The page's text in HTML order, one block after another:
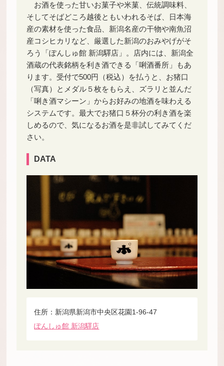
お酒を使った甘いお菓子や米菓、伝統調味料、
そしてそばどころ越後ともいわれるそば、日本海
産の素材を使った食品、新潟名産の干物や南魚沼
産コシヒカリなど、厳選した新潟のおみやげがそ
ろう「ぽんしゅ館 新潟驛店」。店内には、新潟全
酒蔵の代表銘柄を利き酒できる「唎酒番所」もあ
ります。受付で500円（税込）を払うと、お猪口
（写真）とメダル５枚をもらえ、ズラリと並んだ
「唎き酒マシーン」からお好みの地酒を味わえる
システムです。最大でお猪口５杯分の利き酒を楽
しめるので、気になるお酒を是非試してみてくだ
さい。
DATA
住所：新潟県新潟市中央区花園1-96-47
ぽんしゅ館 新潟驛店